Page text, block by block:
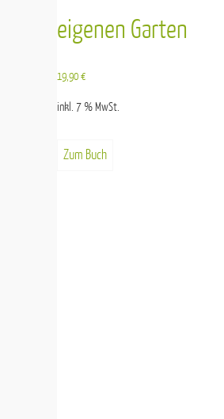
eigenen Garten
19,90€
inkl. 7 % MwSt.
Zum Buch